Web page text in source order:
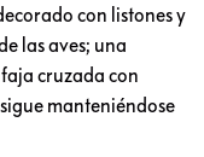
con listones y
las aves; una
cruzada con
sigue manteniéndose